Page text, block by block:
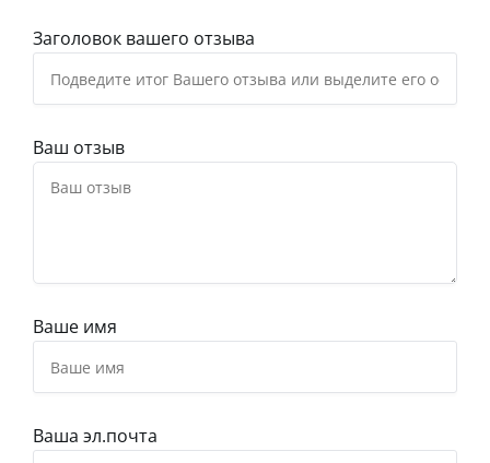
Заголовок вашего отзыва
Ваш отзыв
Ваше имя
Ваша эл.почта